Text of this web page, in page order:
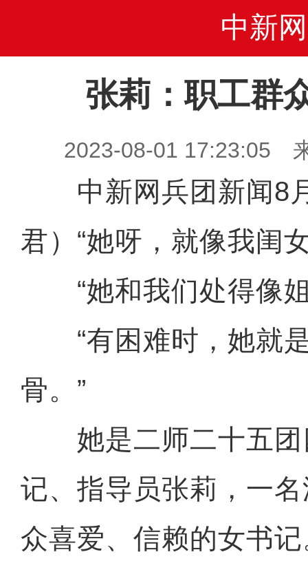
中新网
张莉：职工群
2023-08-01 17:23:05
中新网兵团新闻8
君）“她呀，就像我闺
“她和我们处得像姐
“有困难时，她就
骨。”
她是二师二十五团
记、指导员张莉，一
众喜爱、信赖的女书